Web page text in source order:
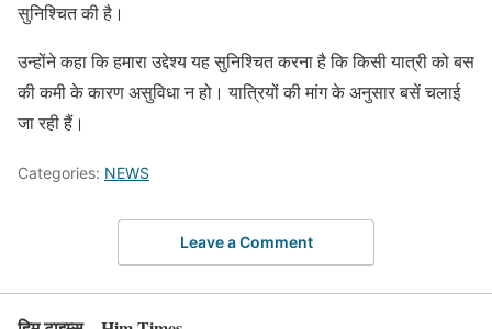
सुनिश्चित की है।
उन्होंने कहा कि हमारा उद्देश्य यह सुनिश्चित करना है कि किसी यात्री को बस
की कमी के कारण असुविधा न हो। यात्रियों की मांग के अनुसार बसें चलाई
जा रही हैं।
Categories: NEWS
Leave a Comment